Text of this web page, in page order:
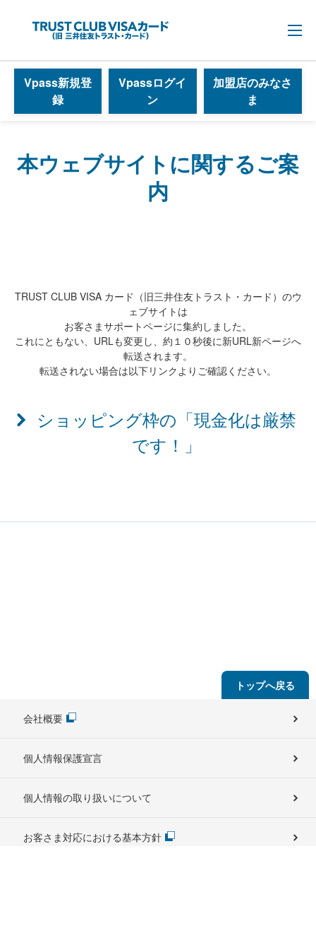
開く
Vpass新規登
録
Vpassログイ
ン
加盟店のみなさ
ま
本ウェブサイトに関するご案
内
TRUST CLUB VISA カード（旧三井住友トラスト・カード）のウ
ェブサイトは
お客さまサポートページに集約しました。
これにともない、URLも変更し、約１０秒後に新URL新ページへ
転送されます。
転送されない場合は以下リンクよりご確認ください。
ショッピング枠の「現金化は厳禁
です！」
トップへ戻る
会社概要
個人情報保護宣言
個人情報の取り扱いについて
お客さま対応における基本方針